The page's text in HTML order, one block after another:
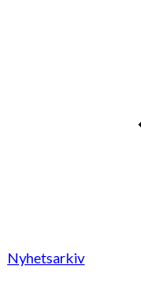
Nyhetsarkiv